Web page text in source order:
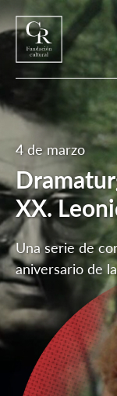
4 de marzo
XX.
Una serie de
aniversario de